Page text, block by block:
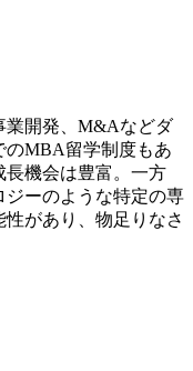
業開発、M&Aなどダ
のMBA留学制度もあ
長機会は豊富。一方
ーのような特定の専
があり、物足りなさ